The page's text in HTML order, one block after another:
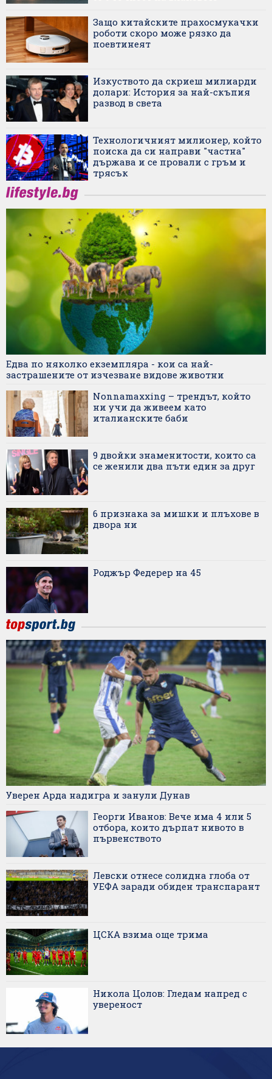
Защо китайските прахосмукачки
роботи скоро може рязко да
поевтинеят
Изкуството да скриеш милиарди
долари: История за най-скъпия
развод в света
Технологичният милионер, който
поиска да си направи "частна"
държава и се провали с гръм и
трясък
Едва по няколко екземпляра - кои са най-
застрашените от изчезване видове животни
Nonnamaxxing – трендът, който
ни учи да живеем като
италианските баби
9 двойки знаменитости, които са
се женили два пъти един за друг
6 признака за мишки и плъхове в
двора ни
Роджър Федерер на 45
Уверен Арда надигра и занули Дунав
Георги Иванов: Вече има 4 или 5
отбора, които дърпат нивото в
първенството
Левски отнесе солидна глоба от
УЕФА заради обиден транспарант
ЦСКА взима още трима
Никола Цолов: Гледам напред с
увереност